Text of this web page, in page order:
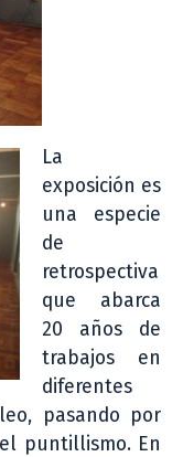
La
exposición es
una especie
de
retrospectiva
que abarca
20 años de
trabajos en
diferentes
pasando por
puntillismo. En